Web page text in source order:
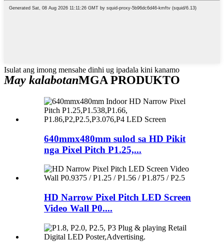
Isulat ang imong mensahe dinhi ug ipadala kini kanamo
May kalabotanMGA PRODUKTO
640mmx480mm sulod sa HD Pikit
nga Pixel Pitch P1.25,...
HD Narrow Pixel Pitch LED Screen
Video Wall P0....